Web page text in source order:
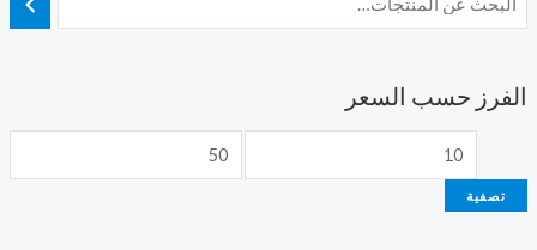
الفرز حسب السعر
تصفية